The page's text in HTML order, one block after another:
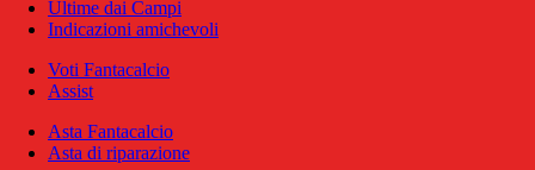
Ultime dai Campi
Indicazioni amichevoli
Voti Fantacalcio
Assist
Asta Fantacalcio
Asta di riparazione